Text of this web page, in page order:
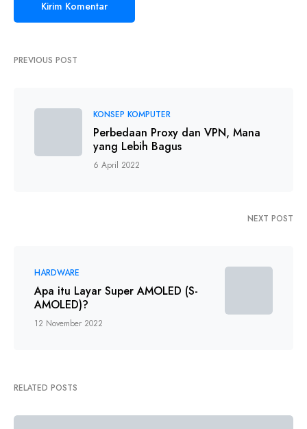
PREVIOUS POST
KONSEP KOMPUTER
Perbedaan Proxy dan VPN, Mana
yang Lebih Bagus
6 April 2022
NEXT POST
HARDWARE
Apa itu Layar Super AMOLED (S-
AMOLED)?
12 November 2022
RELATED POSTS